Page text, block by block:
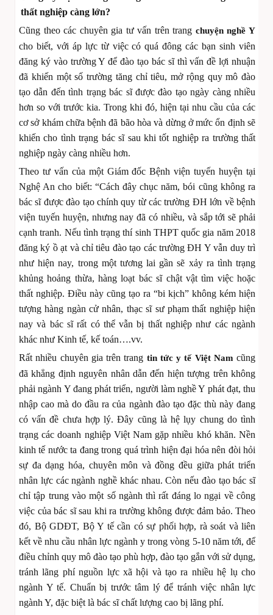
thất nghiệp càng lớn?
Cũng theo các chuyên gia tư vấn trên trang chuyện nghề Y
cho biết, với áp lực từ việc có quá đông các bạn sinh viên
đăng ký vào trường Y để đào tạo bác sĩ thì vấn đề lợi nhuận
đã khiến một số trường tăng chỉ tiêu, mở rộng quy mô đào
tạo dẫn đến tình trạng bác sĩ được đào tạo ngày càng nhiều
hơn so với trước kia. Trong khi đó, hiện tại nhu cầu của các
cơ sở khám chữa bệnh đã bão hòa và dừng ở mức ổn định sẽ
khiến cho tình trạng bác sĩ sau khi tốt nghiệp ra trường thất
nghiệp ngày càng nhiều hơn.
Theo tư vấn của một Giám đốc Bệnh viện tuyến huyện tại
Nghệ An cho biết: “Cách đây chục năm, bói cũng không ra
bác sĩ được đào tạo chính quy từ các trường ĐH lớn về bệnh
viện tuyến huyện, nhưng nay đã có nhiều, và sắp tới sẽ phải
cạnh tranh. Nếu tình trạng thí sinh THPT quốc gia năm 2018
đăng ký ồ ạt và chỉ tiêu đào tạo các trường ĐH Y vẫn duy trì
như hiện nay, trong một tương lai gần sẽ xảy ra tình trạng
khủng hoảng thừa, hàng loạt bác sĩ chật vật tìm việc hoặc
thất nghiệp. Điều này cũng tạo ra “bi kịch” không kém hiện
tượng hàng ngàn cử nhân, thạc sĩ sư phạm thất nghiệp hiện
nay và bác sĩ rất có thể vẫn bị thất nghiệp như các ngành
khác như Kinh tế, kế toán….vv.
Rất nhiều chuyên gia trên trang tin tức y tế Việt Nam cũng
đã khẳng định nguyên nhân dẫn đến hiện tượng trên không
phải ngành Y đang phát triển, người làm nghề Y phát đạt, thu
nhập cao mà do đầu ra của ngành đào tạo đặc thù này đang
có vấn đề chưa hợp lý. Đây cũng là hệ lụy chung do tình
trạng các doanh nghiệp Việt Nam gặp nhiều khó khăn. Nền
kinh tế nước ta đang trong quá trình hiện đại hóa nên đòi hỏi
sự đa dạng hóa, chuyên môn và đồng đều giữa phát triển
nhân lực các ngành nghề khác nhau. Còn nếu đào tạo bác sĩ
chỉ tập trung vào một số ngành thì rất đáng lo ngại về công
việc của bác sĩ sau khi ra trường không được đảm bảo. Theo
đó, Bộ GDĐT, Bộ Y tế cần có sự phối hợp, rà soát và liên
kết về nhu cầu nhân lực ngành y trong vòng 5-10 năm tới, để
điều chỉnh quy mô đào tạo phù hợp, đào tạo gắn với sử dụng,
tránh lãng phí nguồn lực xã hội và tạo ra nhiều hệ lụ cho
ngành Y tế. Chuẩn bị trước tâm lý để tránh việc nhân lực
ngành Y, đặc biệt là bác sĩ chất lượng cao bị lãng phí.